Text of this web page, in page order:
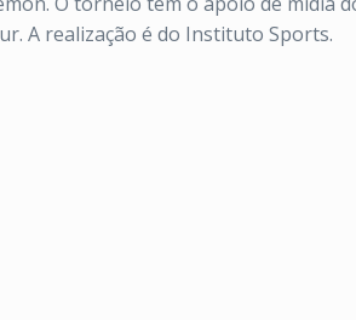
A realização é do Instituto Sports.